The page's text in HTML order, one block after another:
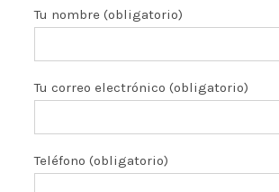
Tu nombre (obligatorio)
Tu correo electrónico (obligatorio)
Teléfono (obligatorio)